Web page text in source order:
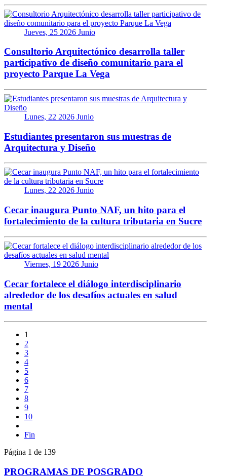
Jueves, 25 2026 Junio
Consultorio Arquitectónico desarrolla taller
participativo de diseño comunitario para el
proyecto Parque La Vega
Lunes, 22 2026 Junio
Estudiantes presentaron sus muestras de
Arquitectura y Diseño
Lunes, 22 2026 Junio
Cecar inaugura Punto NAF, un hito para el
fortalecimiento de la cultura tributaria en Sucre
Viernes, 19 2026 Junio
Cecar fortalece el diálogo interdisciplinario
alrededor de los desafíos actuales en salud
mental
1
2
3
4
5
6
7
8
9
10
Fin
Página 1 de 139
PROGRAMAS DE POSGRADO